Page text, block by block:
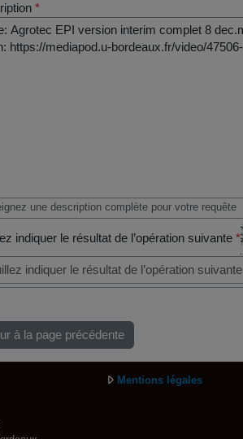
*
une description complète pour votre requête
indiquer le résultat de l’opération suivante*
à la page précédente
Mentions légales